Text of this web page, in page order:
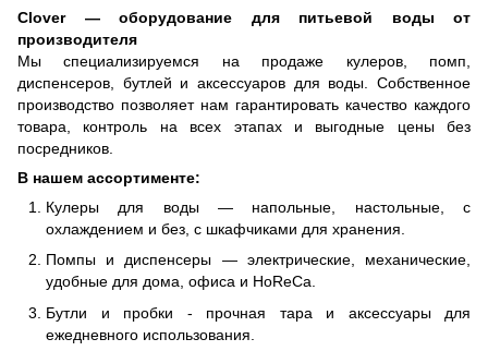
Clover — оборудование для питьевой воды от
производителя
Мы специализируемся на продаже кулеров, помп,
диспенсеров, бутлей и аксессуаров для воды. Собственное
производство позволяет нам гарантировать качество каждого
товара, контроль на всех этапах и выгодные цены без
посредников.
В нашем ассортименте:
Кулеры для воды — напольные, настольные, с
охлаждением и без, с шкафчиками для хранения.
Помпы и диспенсеры — электрические, механические,
удобные для дома, офиса и HoReCa.
Бутли и пробки - прочная тара и аксессуары для
ежедневного использования.